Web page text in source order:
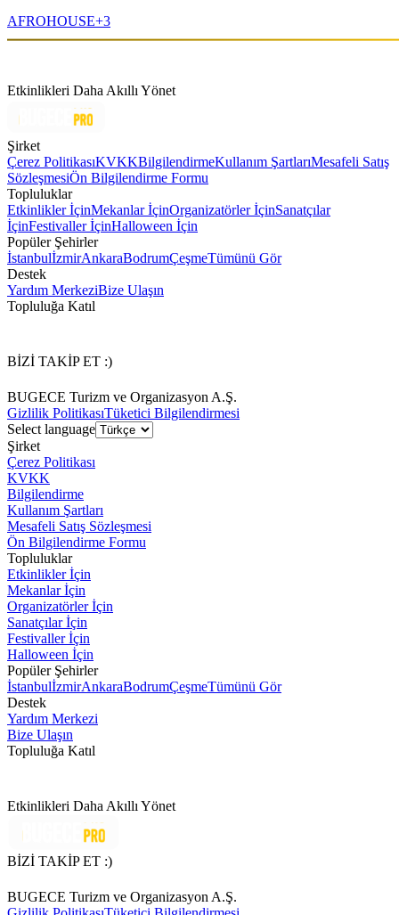
AFROHOUSE+3
Etkinlikleri Daha Akıllı Yönet
Şirket
Çerez PolitikasıKVKKBilgilendirmeKullanım ŞartlarıMesafeli Satış
SözleşmesiÖn Bilgilendirme Formu
Topluluklar
Etkinlikler İçinMekanlar İçinOrganizatörler İçinSanatçılar
İçinFestivaller İçinHalloween İçin
Popüler Şehirler
İstanbulİzmirAnkaraBodrumÇeşmeTümünü Gör
Destek
Yardım MerkeziBize Ulaşın
Topluluğa Katıl
BİZİ TAKİP ET :)
BUGECE Turizm ve Organizasyon A.Ş.
Gizlilik PolitikasıTüketici Bilgilendirmesi
Select language
Şirket
Çerez Politikası
KVKK
Bilgilendirme
Kullanım Şartları
Mesafeli Satış Sözleşmesi
Ön Bilgilendirme Formu
Topluluklar
Etkinlikler İçin
Mekanlar İçin
Organizatörler İçin
Sanatçılar İçin
Festivaller İçin
Halloween İçin
Popüler Şehirler
İstanbulİzmirAnkaraBodrumÇeşmeTümünü Gör
Destek
Yardım Merkezi
Bize Ulaşın
Topluluğa Katıl
Etkinlikleri Daha Akıllı Yönet
BİZİ TAKİP ET :)
BUGECE Turizm ve Organizasyon A.Ş.